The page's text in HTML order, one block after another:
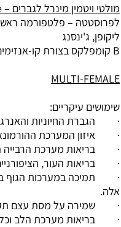
מולטי ויטמין מינרל לגברים – multi male
ליקופן, ג'ינסנג
B קומפלקס בצורת קו-אנזימים.
MULTI-FEMALE
שימושים עיקריים:
· הגברת החיוניות
· איזון המערכת
· בריאות מערכת הרבייה
· בריאות העור,
· תמיכה במערכות הגוף
אלה.
· שמירה על מסת עצם
· בריאות מערכת הלב